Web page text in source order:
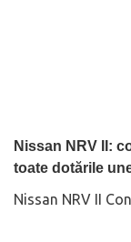
Nissan NRV II:
toate dotările
Nissan NRV II